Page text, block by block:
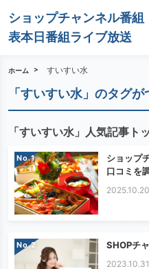
ショップチャンネル番組
表本日番組ライブ放送
ホーム すいすい水
「すいすい水」のタグ
「すいすい水」人気記事ト
No.
ショップ
口コミを
2025.10.20
No. SHOPチ
2023.10.31